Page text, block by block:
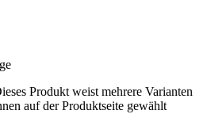
Produkt weist mehrere Varianten
auf der Produktseite gewählt